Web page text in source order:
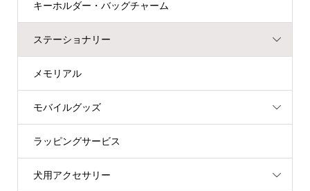
キーホルダー・バッグチャーム
ステーショナリー
メモリアル
モバイルグッズ
ラッピングサービス
犬用アクセサリー